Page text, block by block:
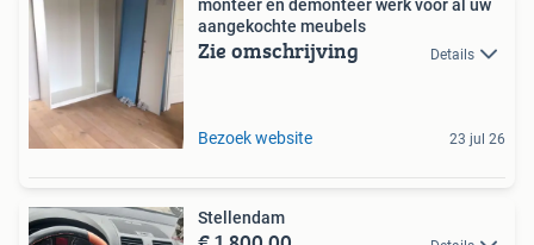
monteer en demonteer werk voor al uw
aangekochte meubels
Zie omschrijving Details
Bezoek website 23 jul 26
Stellendam